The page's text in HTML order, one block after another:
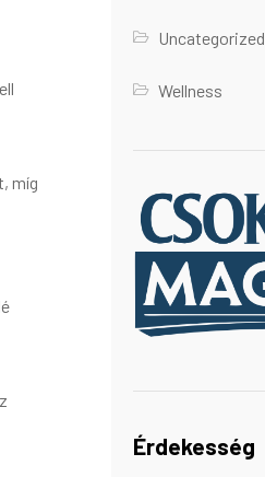
míg
Uncategorized
Wellness
Érdekesség